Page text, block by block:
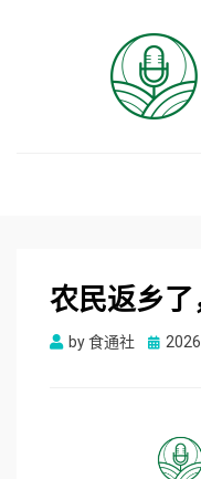
农民返乡
by食通社
Posted